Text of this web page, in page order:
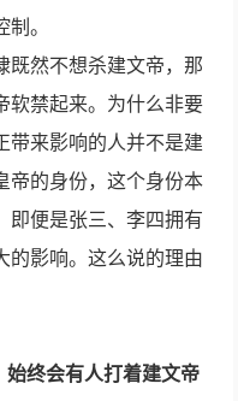
。
然不想杀建文帝，那
软禁起来。为什么非要
带来影响的人并不是建
帝的身份，这个身份本
即便是张三、李四拥有
的影响。这么说的理由
始终会有人打着建文帝